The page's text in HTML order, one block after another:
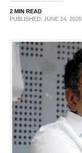
LIFESTYLE
SPIRITUAL
INFO+
ART
ASTRO
2 MIN READ
PUBLISHED: JUNE 14,